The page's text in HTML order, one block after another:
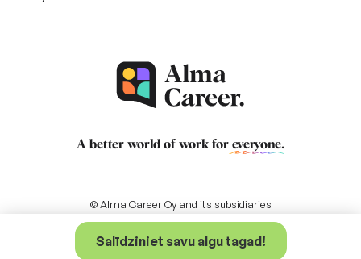
Salīdziniet savu algu tagad!
A better world of work for everyone.
© Alma Career Oy and its subsidiaries